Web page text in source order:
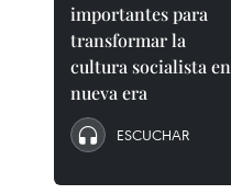
importantes para
transformar la
cultura socialista en
nueva era
ESCUCHAR